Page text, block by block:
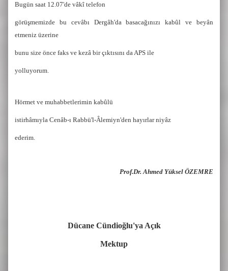
Bugün saat 12.07'de vâkî telefon
görüşmemizde bu cevâbı Dergâh'da basacağınızı kabûl ve beyân
etmeniz üzerine
bunu size önce faks ve kezâ bir çıktısını da APS ile
yolluyorum.
Hörmet ve muhabbetlerimin kabûlü
istirhâmıyla Cenâb-ı Rabbü'l-Âlemiyn'den hayırlar niyâz
ederim.
Prof.Dr. Ahmed Yüksel ÖZEMRE
Dücane Cündioğlu'ya Açık
Mektup